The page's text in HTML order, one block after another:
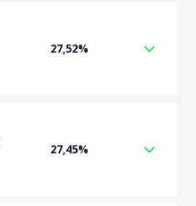
27,52%
27,45%